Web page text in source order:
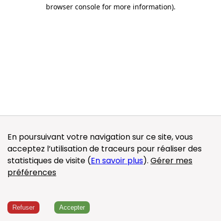
browser console for more information).
En poursuivant votre navigation sur ce site, vous
acceptez l’utilisation de traceurs pour réaliser des
statistiques de visite (En savoir plus). Gérer mes
préférences
Refuser Accepter